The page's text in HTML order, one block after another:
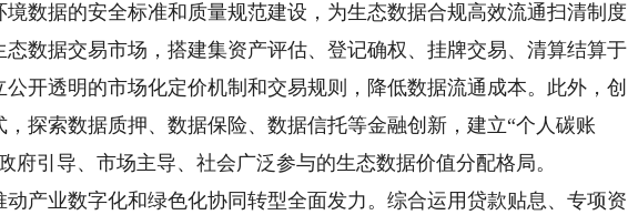
数据的安全标准和质量规范建设，为生态数据合规高效流通扫清制度
态数据交易市场，搭建集资产评估、登记确权、挂牌交易、清算结算于
开透明的市场化定价机制和交易规则，降低数据流通成本。此外，创
探索数据质押、数据保险、数据信托等金融创新，建立“个人碳账
府引导、市场主导、社会广泛参与的生态数据价值分配格局。
业数字化和绿色化协同转型全面发力。综合运用贷款贴息、专项资